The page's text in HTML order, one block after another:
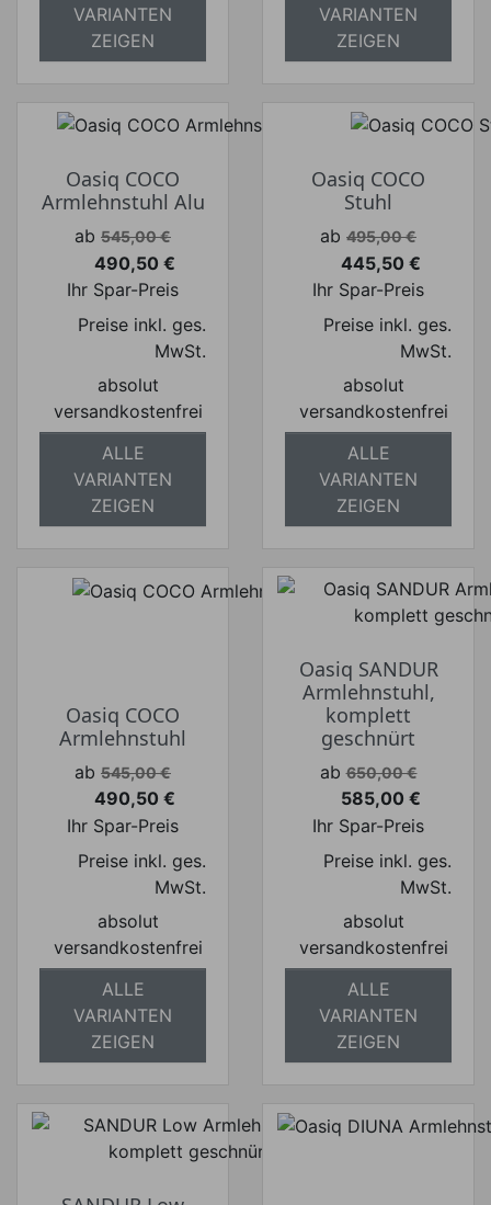
VARIANTEN
ZEIGEN
VARIANTEN
ZEIGEN
Oasiq COCO
Armlehnstuhl Alu
Verkaufspreis
ab 545,00 €
Preis
490,50 €
Ihr Spar-Preis
Preise inkl. ges.
MwSt.
absolut
versandkostenfrei
ALLE
VARIANTEN
ZEIGEN
Oasiq COCO
Stuhl
Verkaufspreis
ab 495,00 €
Preis
445,50 €
Ihr Spar-Preis
Preise inkl. ges.
MwSt.
absolut
versandkostenfrei
ALLE
VARIANTEN
ZEIGEN
Oasiq COCO
Armlehnstuhl
Verkaufspreis
ab 545,00 €
Preis
490,50 €
Ihr Spar-Preis
Preise inkl. ges.
MwSt.
absolut
versandkostenfrei
ALLE
VARIANTEN
ZEIGEN
Oasiq SANDUR
Armlehnstuhl,
komplett
geschnürt
Verkaufspreis
ab 650,00 €
Preis
585,00 €
Ihr Spar-Preis
Preise inkl. ges.
MwSt.
absolut
versandkostenfrei
ALLE
VARIANTEN
ZEIGEN